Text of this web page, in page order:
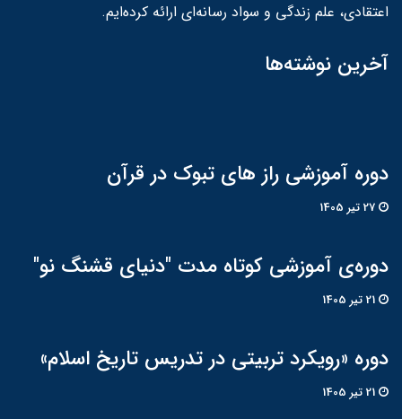
اعتقادی، علم زندگی و سواد رسانه‌ای ارائه کرده‌ایم.
آخرین نوشته‌ها
دوره آموزشی راز های تبوک در قرآن
دوره‌ی آموزشی کوتاه مدت "دنیای قشنگ نو"
دوره «رویکرد تربیتی در تدریس تاریخ اسلام»